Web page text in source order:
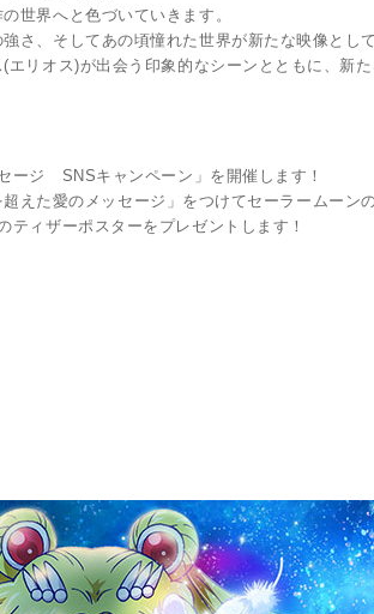
世界へと色づいていきます。
さ、そしてあの頃憧れた世界が新たな映像とし
リオス)が出会う印象的なシーンとともに、新
ージ SNSキャンペーン」を開催します！
えた愛のメッセージ」をつけてセーラームーン
ィザーポスターをプレゼントします！